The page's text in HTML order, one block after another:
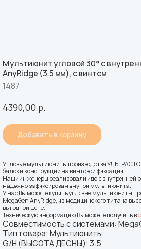
Мультиюнит угловой 30° с
AnyRidge (3.5 мм), с винтом
1487
4390,00 р.
Добавить в корзину
Угловые мультиюниты производства
балок и конструкций на винтовой фиксации.
Наши инженеры реализовали идею внутренней
надёжно зафиксирован внутри мультиюнита.
У нас Вы можете купить угловые мультиюниты
MegaGen AnyRidge, из медицинского титана
выгодной цене.
Техническую информацию Вы можете получить в
Совместимость с системами:
Тип товара: Мультиюниты
G/H (ВЫСОТА ДЕСНЫ): 3.5